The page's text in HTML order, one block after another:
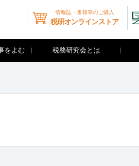
情報誌・書籍等のご購入
税研オンラインストア
をよむ 税務研究会とは